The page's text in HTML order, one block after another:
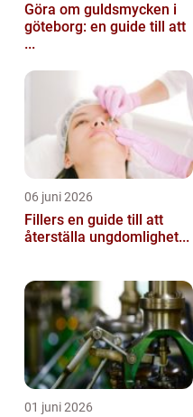
Göra om guldsmycken i
göteborg: en guide till att
...
06 juni 2026
Fillers en guide till att
återställa ungdomlighet...
01 juni 2026